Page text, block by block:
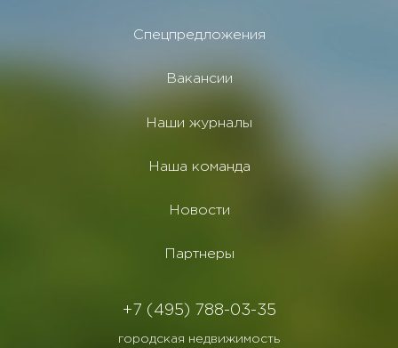
Спецпредложения
Вакансии
Наши журналы
Наша команда
Новости
Партнеры
+7 (495) 788-03-35
городская недвижимость